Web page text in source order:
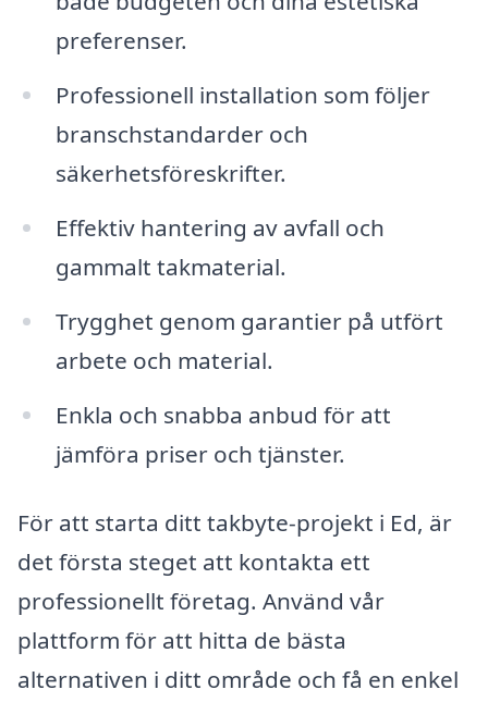
preferenser.
Professionell installation som följer
branschstandarder och
säkerhetsföreskrifter.
Effektiv hantering av avfall och
gammalt takmaterial.
Trygghet genom garantier på utfört
arbete och material.
Enkla och snabba anbud för att
jämföra priser och tjänster.
För att starta ditt takbyte-projekt i Ed, är
det första steget att kontakta ett
professionellt företag. Använd vår
plattform för att hitta de bästa
alternativen i ditt område och få en enkel